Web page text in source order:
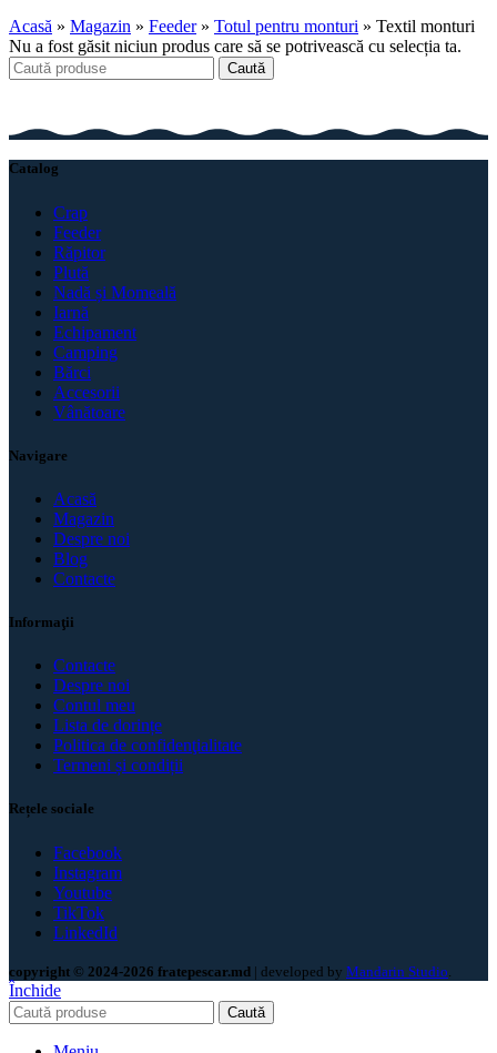
Acasă » Magazin » Feeder» Totul pentru monturi » Textil monturi
Nu a fost găsit niciun produs care să se potrivească cu selecția ta.
Caută
Catalog
Crap
Feeder
Răpitor
Plută
Nadă și Momeală
Iarnă
Echipament
Camping
Bărci
Accesorii
Vânătoare
Navigare
Acasă
Magazin
Despre noi
Blog
Contacte
Informaţii
Contacte
Despre noi
Contul meu
Lista de dorințe
Politica de confidenţialitate
Termeni și condiții
Rețele sociale
Facebook
Instagram
Youtube
TikTok
LinkedId
copyright © 2024-2026 fratepescar.md | developed by Mandarin Studio
Închide
Caută